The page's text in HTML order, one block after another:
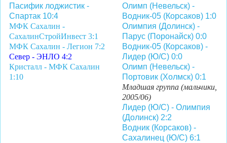
Пасифик лоджистик -
Спартак 10:4
МФК Сахалин -
СахалинСтройИнвест 3:1
МФК Сахалин - Легион 7:2
Север - ЭНЛО 4:2
Кристалл - МФК Сахалин
1:10
Олимп (Невельск) -
Водник-05 (Корсаков) 1:0
Олимпия (Долинск) -
Парус (Поронайск) 0:0
Водник-05 (Корсаков) -
Лидер (Ю/С) 0:0
Олимп (Невельск) -
Портовик (Холмск) 0:1
Младшая группа (мальчики,
2005/06)
Лидер (Ю/С) - Олимпия
(Долинск) 2:2
Водник (Корсаков) -
Сахалинец (Ю/С) 6:1